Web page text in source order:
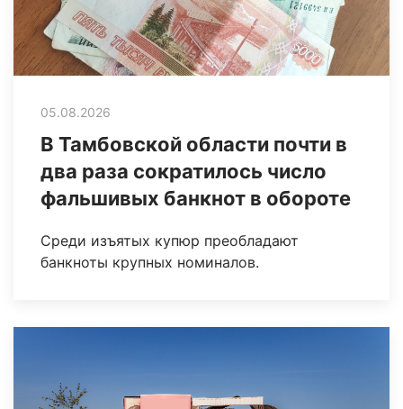
05.08.2026
В Тамбовской области почти в
два раза сократилось число
фальшивых банкнот в обороте
Среди изъятых купюр преобладают
банкноты крупных номиналов.